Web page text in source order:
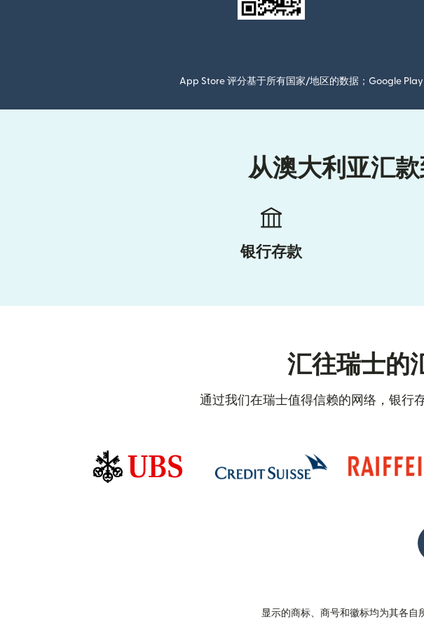
App Store 评分基于所有国家/地区的数据；Google
从澳大利亚汇
银行存款
汇往瑞士的
通过我们在瑞士值得信赖的网络，银行
显示的商标、商号和徽标均为其各自